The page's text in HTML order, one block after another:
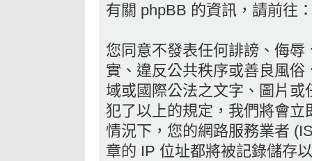
有關 phpBB 的資訊，請前往
您同意不發表任何誹謗、侮
實、違反公共秩序或善良風
域或國際公法之文字、圖片
犯了以上的規定，我們將會
情況下，您的網路服務業者
章的 IP 位址都將被記錄儲存